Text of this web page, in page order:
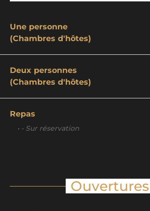
Une personne
(Chambres d'hôtes)
Deux personnes
(Chambres d'hôtes)
Repas
• - Sur réservation
Ouvertures